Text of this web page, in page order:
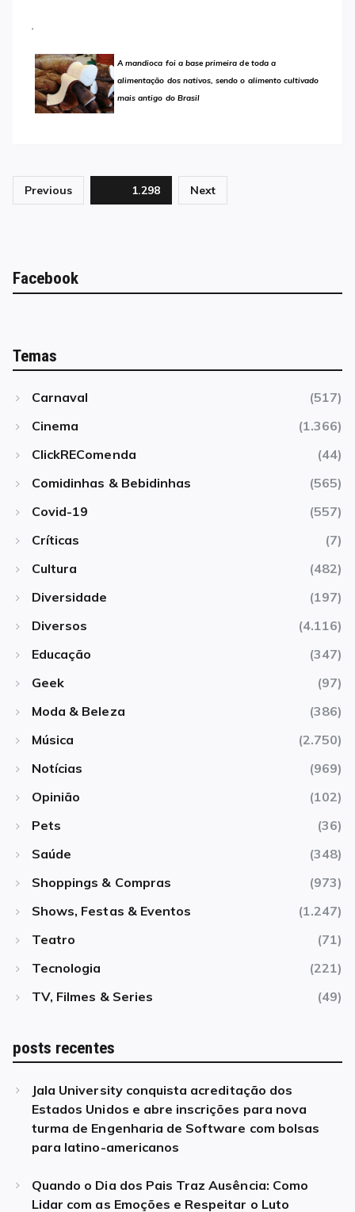
.
A mandioca foi a base primeira de toda a
alimentação dos nativos, sendo o alimento cultivado
mais antigo do Brasil
Paginação
Previous 1.298 Next
Facebook
Temas
Carnaval
(517)
Cinema
(1.366)
ClickREComenda
(44)
Comidinhas & Bebidinhas
(565)
Covid-19
(557)
Críticas
(7)
Cultura
(482)
Diversidade
(197)
Diversos
(4.116)
Educação
(347)
Geek
(97)
Moda & Beleza
(386)
Música
(2.750)
Notícias
(969)
Opinião
(102)
Pets
(36)
Saúde
(348)
Shoppings & Compras
(973)
Shows, Festas & Eventos
(1.247)
Teatro
(71)
Tecnologia
(221)
TV, Filmes & Series
(49)
posts recentes
Jala University conquista acreditação dos
Estados Unidos e abre inscrições para nova
turma de Engenharia de Software com bolsas
para latino-americanos
Quando o Dia dos Pais Traz Ausência: Como
Lidar com as Emoções e Respeitar o Luto